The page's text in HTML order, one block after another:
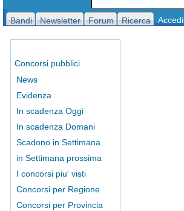
Bandi Newsletter Forum Ricerca Accedi
Concorsi pubblici
News
Evidenza
In scadenza Oggi
In scadenza Domani
Scadono in Settimana
in Settimana prossima
I concorsi piu' visti
Concorsi per Regione
Concorsi per Provincia